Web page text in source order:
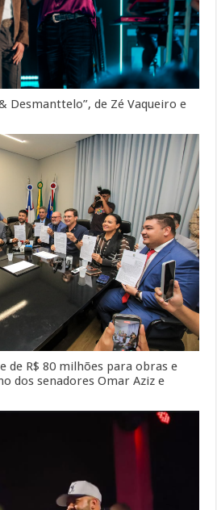
Desmanttelo”, de Zé Vaqueiro e
de R$ 80 milhões para obras e
dos senadores Omar Aziz e